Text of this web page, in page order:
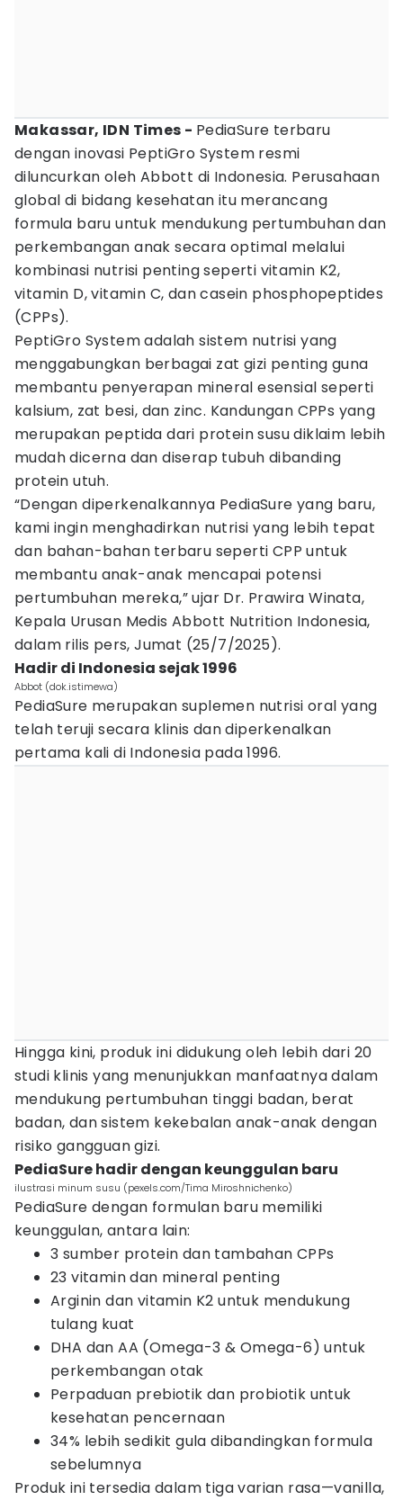
Makassar, IDN Times - PediaSure terbaru
dengan inovasi PeptiGro System resmi
diluncurkan oleh Abbott di Indonesia. Perusahaan
global di bidang kesehatan itu merancang
formula baru untuk mendukung pertumbuhan dan
perkembangan anak secara optimal melalui
kombinasi nutrisi penting seperti vitamin K2,
vitamin D, vitamin C, dan casein phosphopeptides
(CPPs).
PeptiGro System adalah sistem nutrisi yang
menggabungkan berbagai zat gizi penting guna
membantu penyerapan mineral esensial seperti
kalsium, zat besi, dan zinc. Kandungan CPPs yang
merupakan peptida dari protein susu diklaim lebih
mudah dicerna dan diserap tubuh dibanding
protein utuh.
“Dengan diperkenalkannya PediaSure yang baru,
kami ingin menghadirkan nutrisi yang lebih tepat
dan bahan-bahan terbaru seperti CPP untuk
membantu anak-anak mencapai potensi
pertumbuhan mereka,” ujar Dr. Prawira Winata,
Kepala Urusan Medis Abbott Nutrition Indonesia,
dalam rilis pers, Jumat (25/7/2025).
Hadir di Indonesia sejak 1996
Abbot (dok.istimewa)
PediaSure merupakan suplemen nutrisi oral yang
telah teruji secara klinis dan diperkenalkan
pertama kali di Indonesia pada 1996.
Hingga kini, produk ini didukung oleh lebih dari 20
studi klinis yang menunjukkan manfaatnya dalam
mendukung pertumbuhan tinggi badan, berat
badan, dan sistem kekebalan anak-anak dengan
risiko gangguan gizi.
PediaSure hadir dengan keunggulan baru
ilustrasi minum susu (pexels.com/Tima Miroshnichenko)
PediaSure dengan formulan baru memiliki
keunggulan, antara lain:
3 sumber protein dan tambahan CPPs
23 vitamin dan mineral penting
Arginin dan vitamin K2 untuk mendukung
tulang kuat
DHA dan AA (Omega-3 & Omega-6) untuk
perkembangan otak
Perpaduan prebiotik dan probiotik untuk
kesehatan pencernaan
34% lebih sedikit gula dibandingkan formula
sebelumnya
Produk ini tersedia dalam tiga varian rasa—vanilla,